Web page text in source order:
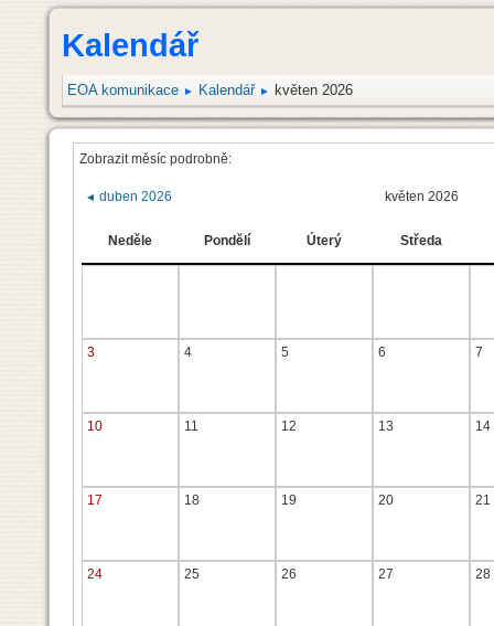
Kalendář
EOA komunikace ► Kalendář ► květen 2026
Zobrazit měsíc podrobně:
◄ duben 2026 květen 2026
Neděle Pondělí Úterý Středa
3 4 5 6 7
10 11 12 13 14
17 18 19 20 21
24 25 26 27 28